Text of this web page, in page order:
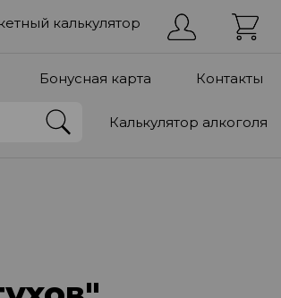
калькулятор
Бонусная карта Контакты
Калькулятор алкоголя